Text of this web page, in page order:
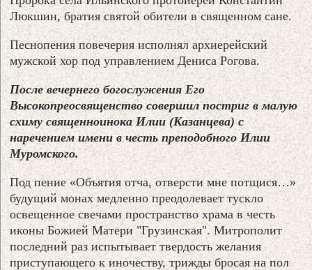
Люкшин, братия святой обители в священном сане.
Песнопения повечерия исполнял архиерейский
мужской хор под управлением Дениса Рогова.
После вечернего богослужения Его
Высокопреосвященство совершил постриг в малую
схиму священноинока Илии (Казанцева) с
наречением имени в честь преподобного Илии
Муромского.
Под пение «Объятия отча, отверсти мне потщися…»
будущий монах медленно преодолевает тускло
освещенное свечами пространство храма в честь
иконы Божией Матери "Грузинская". Митрополит
последний раз испытывает твердость желания
приступающего к иночеству, трижды бросая на пол